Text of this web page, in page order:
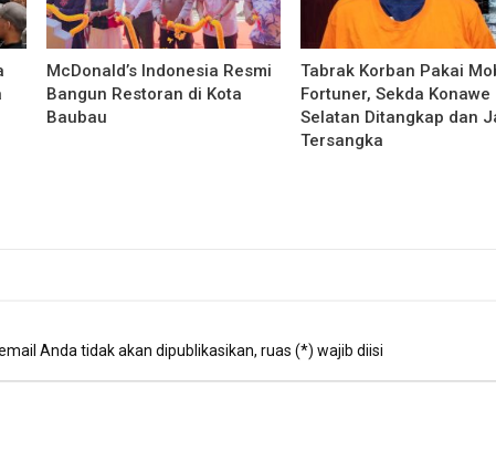
McDonald’s Indonesia Resmi
Bangun Restoran di Kota
Baubau
Tabrak Korban Pakai
Fortuner, Sekda Konawe
Selatan Ditangkap dan
Tersangka
Anda tidak akan dipublikasikan, ruas (*) wajib diisi